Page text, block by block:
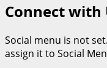
Connect with
Social menu is not
assign it to Social